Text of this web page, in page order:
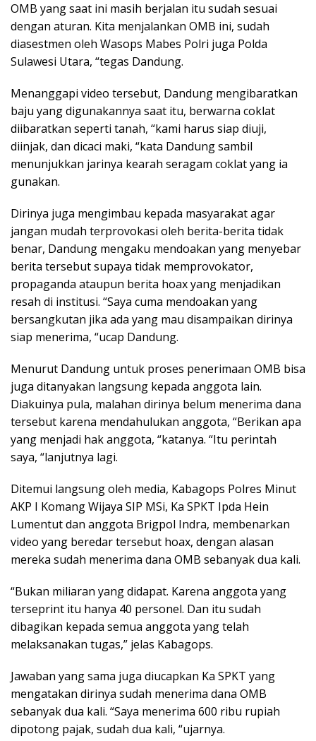
OMB yang saat ini masih berjalan itu sudah sesuai
dengan aturan. Kita menjalankan OMB ini, sudah
diasestmen oleh Wasops Mabes Polri juga Polda
Sulawesi Utara, “tegas Dandung.
Menanggapi video tersebut, Dandung mengibaratkan
baju yang digunakannya saat itu, berwarna coklat
diibaratkan seperti tanah, “kami harus siap diuji,
diinjak, dan dicaci maki, “kata Dandung sambil
menunjukkan jarinya kearah seragam coklat yang ia
gunakan.
Dirinya juga mengimbau kepada masyarakat agar
jangan mudah terprovokasi oleh berita-berita tidak
benar, Dandung mengaku mendoakan yang menyebar
berita tersebut supaya tidak memprovokator,
propaganda ataupun berita hoax yang menjadikan
resah di institusi. “Saya cuma mendoakan yang
bersangkutan jika ada yang mau disampaikan dirinya
siap menerima, “ucap Dandung.
Menurut Dandung untuk proses penerimaan OMB bisa
juga ditanyakan langsung kepada anggota lain.
Diakuinya pula, malahan dirinya belum menerima dana
tersebut karena mendahulukan anggota, “Berikan apa
yang menjadi hak anggota, “katanya. “Itu perintah
saya, “lanjutnya lagi.
Ditemui langsung oleh media, Kabagops Polres Minut
AKP I Komang Wijaya SIP MSi, Ka SPKT Ipda Hein
Lumentut dan anggota Brigpol Indra, membenarkan
video yang beredar tersebut hoax, dengan alasan
mereka sudah menerima dana OMB sebanyak dua kali.
“Bukan miliaran yang didapat. Karena anggota yang
terseprint itu hanya 40 personel. Dan itu sudah
dibagikan kepada semua anggota yang telah
melaksanakan tugas,” jelas Kabagops.
Jawaban yang sama juga diucapkan Ka SPKT yang
mengatakan dirinya sudah menerima dana OMB
sebanyak dua kali. “Saya menerima 600 ribu rupiah
dipotong pajak, sudah dua kali, “ujarnya.